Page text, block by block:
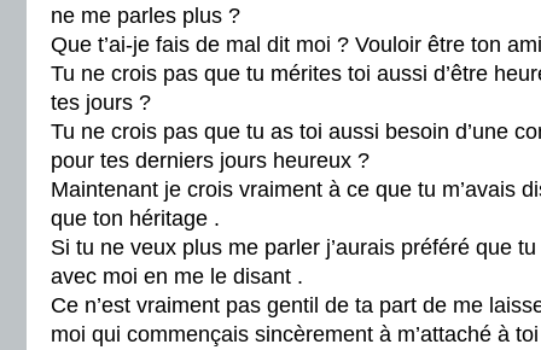
ne me parles plus ?
Que t’ai-je fais de mal dit moi ? Vouloir être ton
Tu ne crois pas que tu mérites toi aussi d’être
tes jours ?
Tu ne crois pas que tu as toi aussi besoin d’une
pour tes derniers jours heureux ?
Maintenant je crois vraiment à ce que tu m’avais
que ton héritage .
Si tu ne veux plus me parler j’aurais préféré que
avec moi en me le disant .
Ce n’est vraiment pas gentil de ta part de me
moi qui commençais sincèrement à m’attaché à